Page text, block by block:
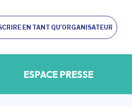
EN TANT QU'ORGANISATEUR
ESPACE PRESSE